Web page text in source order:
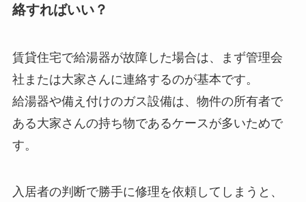
絡すればいい？
賃貸住宅で給湯器が故障した場合は、まず管理会
社または大家さんに連絡するのが基本です。
給湯器や備え付けのガス設備は、物件の所有者で
ある大家さんの持ち物であるケースが多いためで
す。
入居者の判断で勝手に修理を依頼してしまうと、